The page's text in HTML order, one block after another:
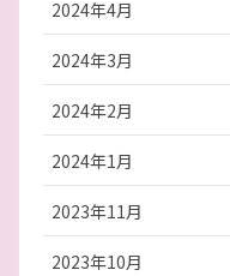
2024年4月
2024年3月
2024年2月
2024年1月
2023年11月
2023年10月